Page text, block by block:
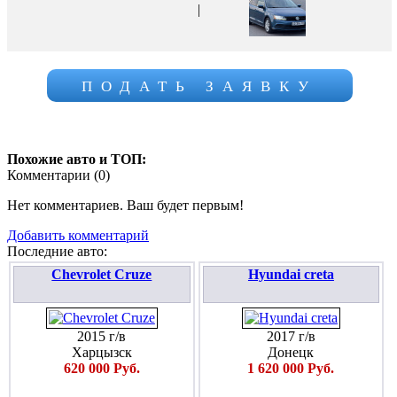
|
ПОДАТЬ ЗАЯВКУ
Похожие авто и ТОП:
Комментарии (0)
Нет комментариев. Ваш будет первым!
Добавить комментарий
Последние авто:
Chevrolet Cruze
2015 г/в
Харцызск
620 000 Руб.
Hyundai creta
2017 г/в
Донецк
1 620 000 Руб.